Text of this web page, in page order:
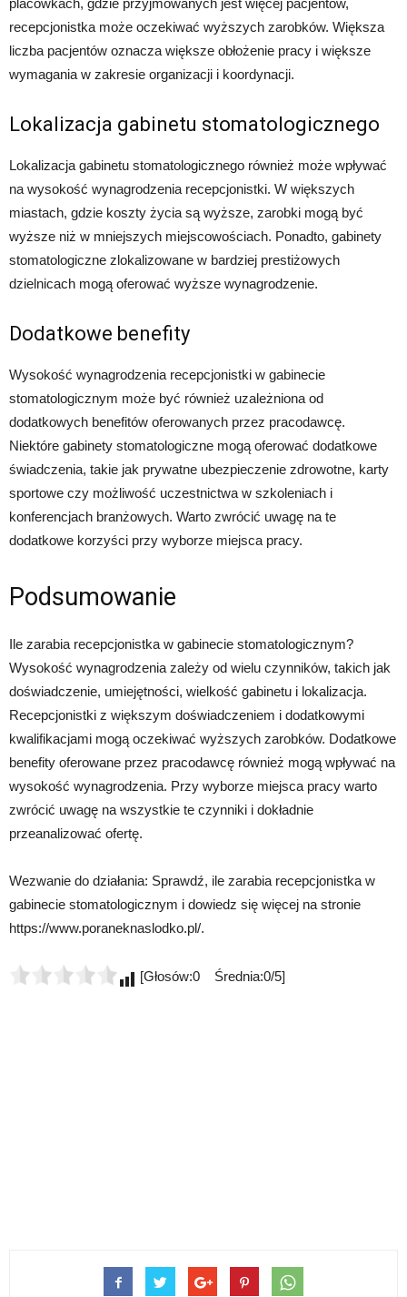
recepcjonistka może oczekiwać wyższych zarobków. Większa
liczba pacjentów oznacza większe obłożenie pracy i większe
wymagania w zakresie organizacji i koordynacji.
Lokalizacja gabinetu stomatologicznego
Lokalizacja gabinetu stomatologicznego również może wpływać
na wysokość wynagrodzenia recepcjonistki. W większych
miastach, gdzie koszty życia są wyższe, zarobki mogą być
wyższe niż w mniejszych miejscowościach. Ponadto, gabinety
stomatologiczne zlokalizowane w bardziej prestiżowych
dzielnicach mogą oferować wyższe wynagrodzenie.
Dodatkowe benefity
Wysokość wynagrodzenia recepcjonistki w gabinecie
stomatologicznym może być również uzależniona od
dodatkowych benefitów oferowanych przez pracodawcę.
Niektóre gabinety stomatologiczne mogą oferować dodatkowe
świadczenia, takie jak prywatne ubezpieczenie zdrowotne, karty
sportowe czy możliwość uczestnictwa w szkoleniach i
konferencjach branżowych. Warto zwrócić uwagę na te
dodatkowe korzyści przy wyborze miejsca pracy.
Podsumowanie
Ile zarabia recepcjonistka w gabinecie stomatologicznym?
Wysokość wynagrodzenia zależy od wielu czynników, takich jak
doświadczenie, umiejętności, wielkość gabinetu i lokalizacja.
Recepcjonistki z większym doświadczeniem i dodatkowymi
kwalifikacjami mogą oczekiwać wyższych zarobków. Dodatkowe
benefity oferowane przez pracodawcę również mogą wpływać na
wysokość wynagrodzenia. Przy wyborze miejsca pracy warto
zwrócić uwagę na wszystkie te czynniki i dokładnie
przeanalizować ofertę.
Wezwanie do działania: Sprawdź, ile zarabia recepcjonistka w
gabinecie stomatologicznym i dowiedz się więcej na stronie
https://www.poraneknaslodko.pl/.
[Głosów:0 Średnia:0/5]